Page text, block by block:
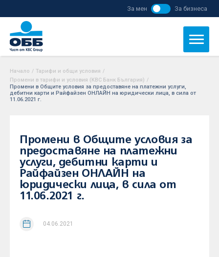
За мен За бизнеса
Начало / Тарифи и общи условия /
Промени в тарифи и условия (KBC Банк България) /
Промени в Общите условия за предоставяне на платежни услуги,
дебитни карти и Райфайзен ОНЛАЙН на юридически лица, в сила от
11.06.2021 г.
Промени в Общите условия за
предоставяне на платежни
услуги, дебитни карти и
Райфайзен ОНЛАЙН на
юридически лица, в сила от
11.06.2021 г.
04.06.2021